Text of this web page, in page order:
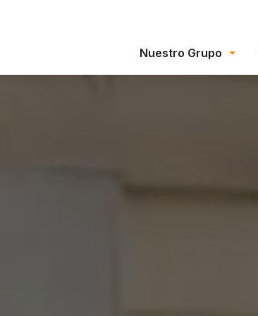
Nuestro Grupo